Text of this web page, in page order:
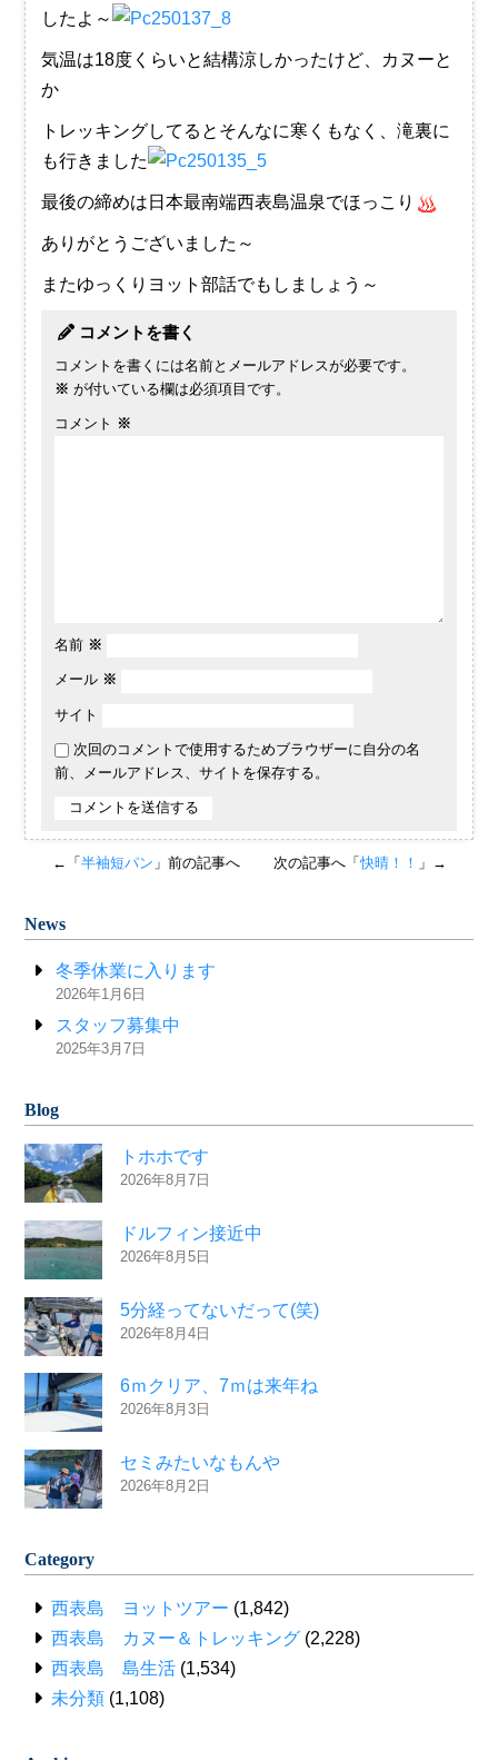
したよ～
気温は18度くらいと結構涼しかったけど、カヌーと
か
トレッキングしてるとそんなに寒くもなく、滝裏に
も行きました
最後の締めは日本最南端西表島温泉でほっこり
ありがとうございました～
またゆっくりヨット部話でもしましょう～
コメントを書く
コメントを書くには名前とメールアドレスが必要です。
※ が付いている欄は必須項目です。
コメント ※
名前 ※
メール ※
サイト
次回のコメントで使用するためブラウザーに自分の名
前、メールアドレス、サイトを保存する。
←「半袖短パン 」前の記事へ 次の記事へ「快晴！！ 」→
News
冬季休業に入ります
2026年1月6日
スタッフ募集中
2025年3月7日
Blog
トホホです
2026年8月7日
ドルフィン接近中
2026年8月5日
5分経ってないだって(笑)
2026年8月4日
6ｍクリア、7ｍは来年ね
2026年8月3日
セミみたいなもんや
2026年8月2日
Category
西表島 ヨットツアー (1,842)
西表島 カヌー＆トレッキング (2,228)
西表島 島生活 (1,534)
未分類 (1,108)